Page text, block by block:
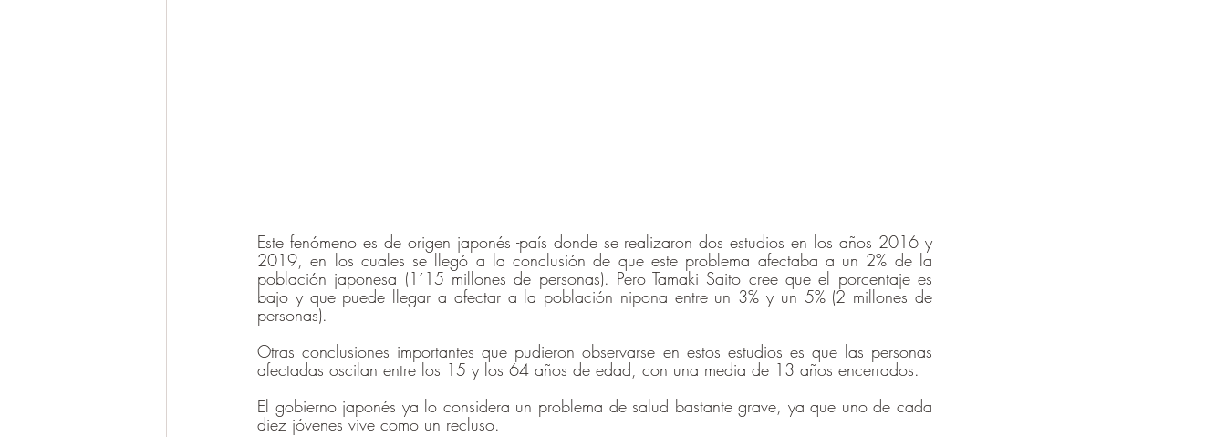
Este fenómeno es de origen japonés -país donde se realizaron dos estudios en los años 2016 y
2019, en los cuales se llegó a la conclusión de que este problema afectaba a un 2% de la
población japonesa (1´15 millones de personas). Pero Tamaki Saito cree que el porcentaje es
bajo y que puede llegar a afectar a la población nipona entre un 3% y un 5% (2 millones de
personas).
Otras conclusiones importantes que pudieron observarse en estos estudios es que las personas
afectadas oscilan entre los 15 y los 64 años de edad, con una media de 13 años encerrados.
El gobierno japonés ya lo considera un problema de salud bastante grave, ya que uno de cada
diez jóvenes vive como un recluso.